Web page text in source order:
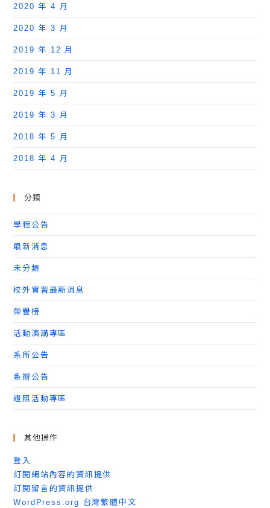
2020 年 4 月
2020 年 3 月
2019 年 12 月
2019 年 11 月
2019 年 5 月
2019 年 3 月
2018 年 5 月
2018 年 4 月
分類
學程公告
最新消息
未分類
校外實習最新消息
榮譽榜
活動演講專區
系所公告
系辦公告
證照活動專區
其他操作
登入
訂閱網站內容的資訊提供
訂閱留言的資訊提供
WordPress.org 台灣繁體中文